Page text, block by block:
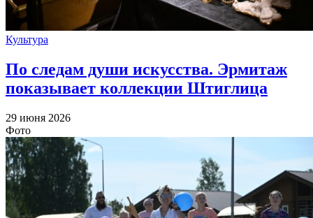
Культура
По следам души искусства. Эрмитаж
показывает коллекции Штиглица
29 июня 2026
Фото